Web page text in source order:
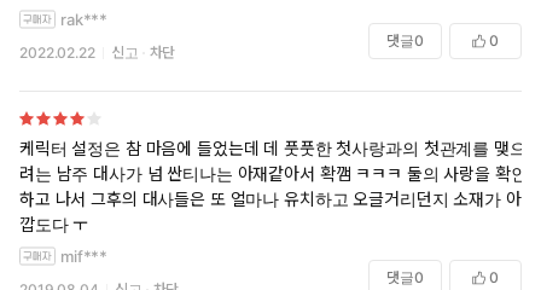
여동생과 의붓왕비는 왜 등장시켰죠? 너무 쓸데없어서 어이가 없습니다.
중후반까지 그냥저냥 이정도면.. 하며 읽던게 확 엎어지네요.
rak***
2022.02.22 신고 차단
댓글0 0
케릭터 설정은 참 마음에 들었는데 데 풋풋한 첫사랑과의 첫관계를 맺으
려는 남주 대사가 넘 싼티나는 아재같아서 확깸 ㅋㅋㅋ 둘의 사랑을 확인
하고 나서 그후의 대사들은 또 얼마나 유치하고 오글거리던지 소재가 아
깝도다 ㅜ
mif***
댓글0 0